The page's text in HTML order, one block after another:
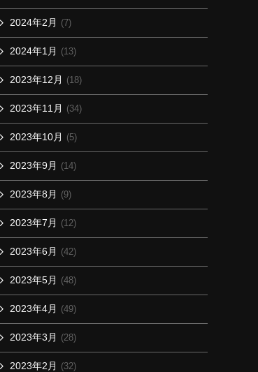
2024年2月 (7)
2024年1月 (13)
2023年12月 (18)
2023年11月 (34)
2023年10月 (5)
2023年9月 (14)
2023年8月 (9)
2023年7月 (12)
2023年6月 (42)
2023年5月 (48)
2023年4月 (49)
2023年3月 (28)
2023年2月 (32)